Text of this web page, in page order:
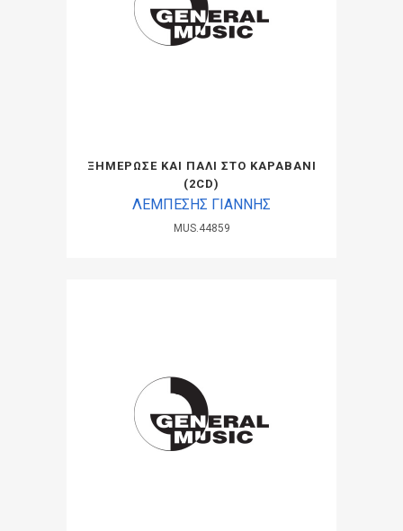
ΞΗΜΕΡΩΣΕ ΚΑΙ ΠΑΛΙ ΣΤΟ ΚΑΡΑΒΑΝΙ
(2CD)
ΛΕΜΠΕΣΗΣ ΓΙΑΝΝΗΣ
MUS.44859